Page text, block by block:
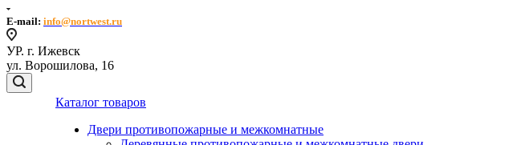
E-mail: info@nortwest.ru
УР. г. Ижевск
ул. Ворошилова, 16
Каталог товаров
Двери противопожарные и межкомнатные